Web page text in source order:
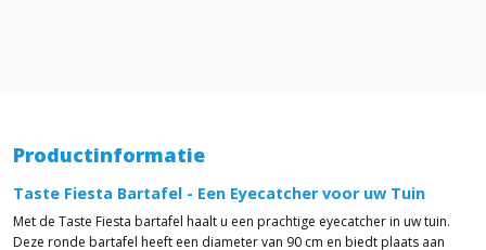
Productinformatie
Taste Fiesta Bartafel - Een Eyecatcher voor uw Tuin
Met de Taste Fiesta bartafel haalt u een prachtige eyecatcher in uw tuin.
Deze ronde bartafel heeft een diameter van 90 cm en biedt plaats aan